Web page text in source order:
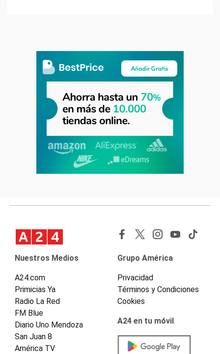
Nuestros Medios
A24.com
Primicias Ya
Radio La Red
FM Blue
Diario Uno Mendoza
San Juan 8
América TV
Grupo América
Privacidad
Términos y Condiciones
Cookies
A24 en tu móvil